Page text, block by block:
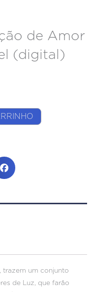
de Amor
(digital)
trazem um conjunto
de Luz, que farão